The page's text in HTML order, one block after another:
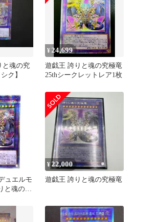
と魂の究
ク】
¥ 24,699
遊戯王 誇りと魂の究極竜
25thシークレットレア1枚
ュエルモ
と魂の究
¥22,000
遊戯王 誇りと魂の究極竜